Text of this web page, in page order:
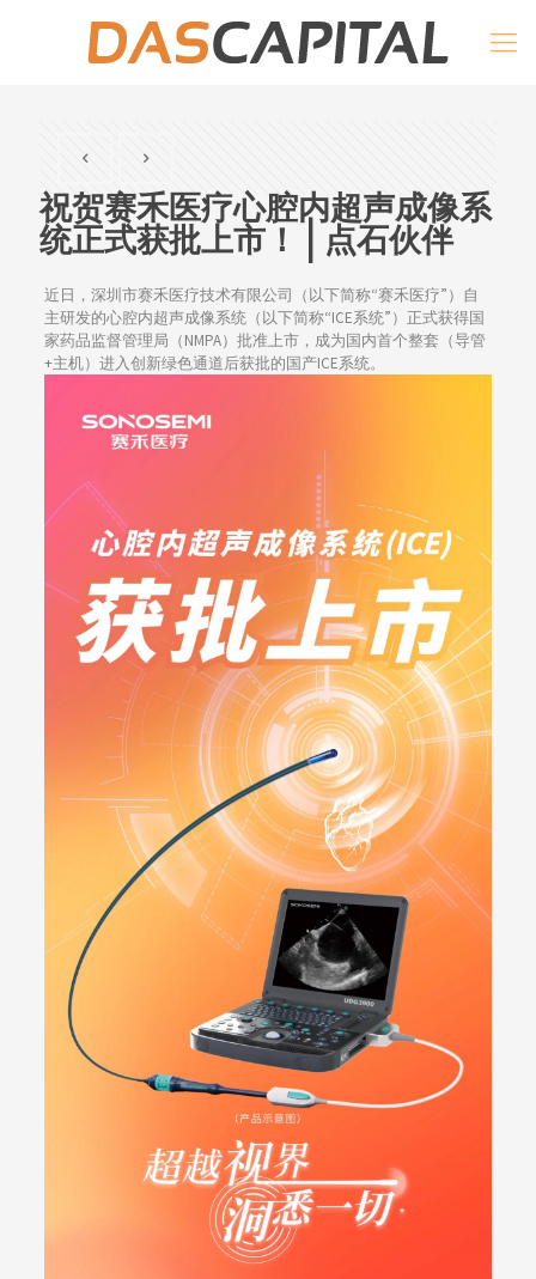
祝贺赛禾医疗心腔内超声成像系
统正式获批上市！ | 点石伙伴
近日，深圳市赛禾医疗技术有限公司（以下简称“赛禾医疗”）自
主研发的心腔内超声成像系统（以下简称“ICE系统”）正式获得国
家药品监督管理局（NMPA）批准上市，成为国内首个整套（导管
+主机）进入创新绿色通道后获批的国产ICE系统。